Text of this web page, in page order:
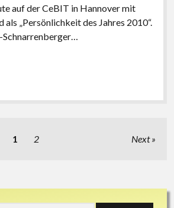
auf der CeBIT in Han­no­ver mit
„Per­sön­lich­keit des Jah­res 2010“.
Schnar­ren­ber­ger…
1 2 Next